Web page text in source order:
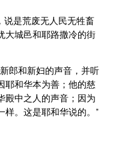
说是荒废无人民无牲畜
大城邑和耶路撒冷的街
郎和新妇的声音，并听
耶和华本为善；他的慈
殿中之人的声音；因为
样。这是耶和华说的。”